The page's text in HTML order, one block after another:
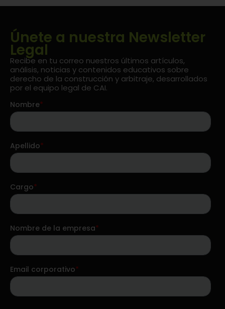
Únete a nuestra Newsletter
Legal
Recibe en tu correo nuestros últimos artículos,
análisis, noticias y contenidos educativos sobre
derecho de la construcción y arbitraje, desarrollados
por el equipo legal de CAI.